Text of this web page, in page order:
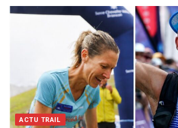
ACTU TRAIL